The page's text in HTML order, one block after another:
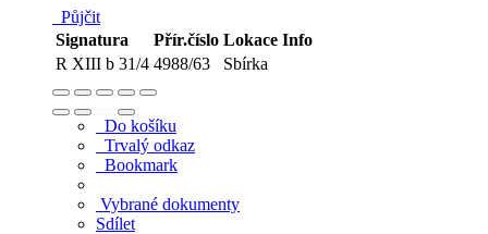
Půjčit
Signatura
Přír.číslo Lokace Info
R XIII b 31/4 4988/63 Sbírka
Do košíku
Trvalý odkaz
Bookmark
Vybrané dokumenty
Sdílet